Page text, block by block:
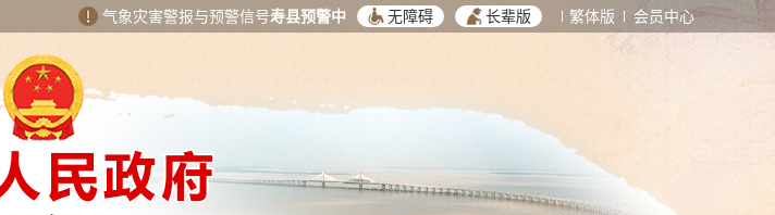
气象灾害警报与预警信号寿县预警中 无障碍 长辈版 繁体版 会员中心